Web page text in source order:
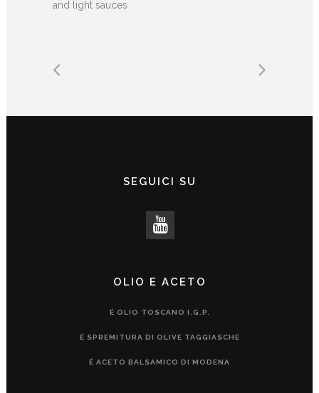
and light sauces
SEGUICI SU
OLIO E ACETO
É OLIO TOSCANO I.G.P.
É SPREMITURA DI OLIVE TAGGIASCHE
É ACETO BALSAMICO DI MODENA